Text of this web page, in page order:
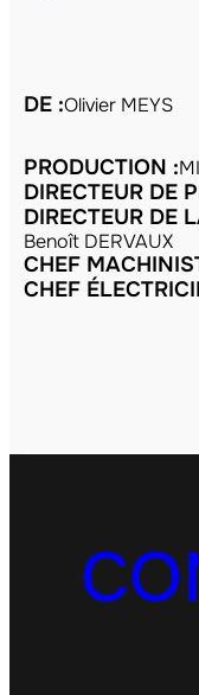
DE :Olivier MEYS
PRODUCTION :
DIRECTEUR DE
DIRECTEUR DE
Benoît DERVAUX
CHEF
CHEF